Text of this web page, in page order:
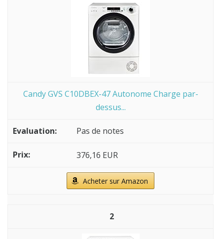
Candy GVS C10DBEX-47 Autonome Charge par-
dessus...
Pas de notes
376,16 EUR
Acheter sur Amazon
2